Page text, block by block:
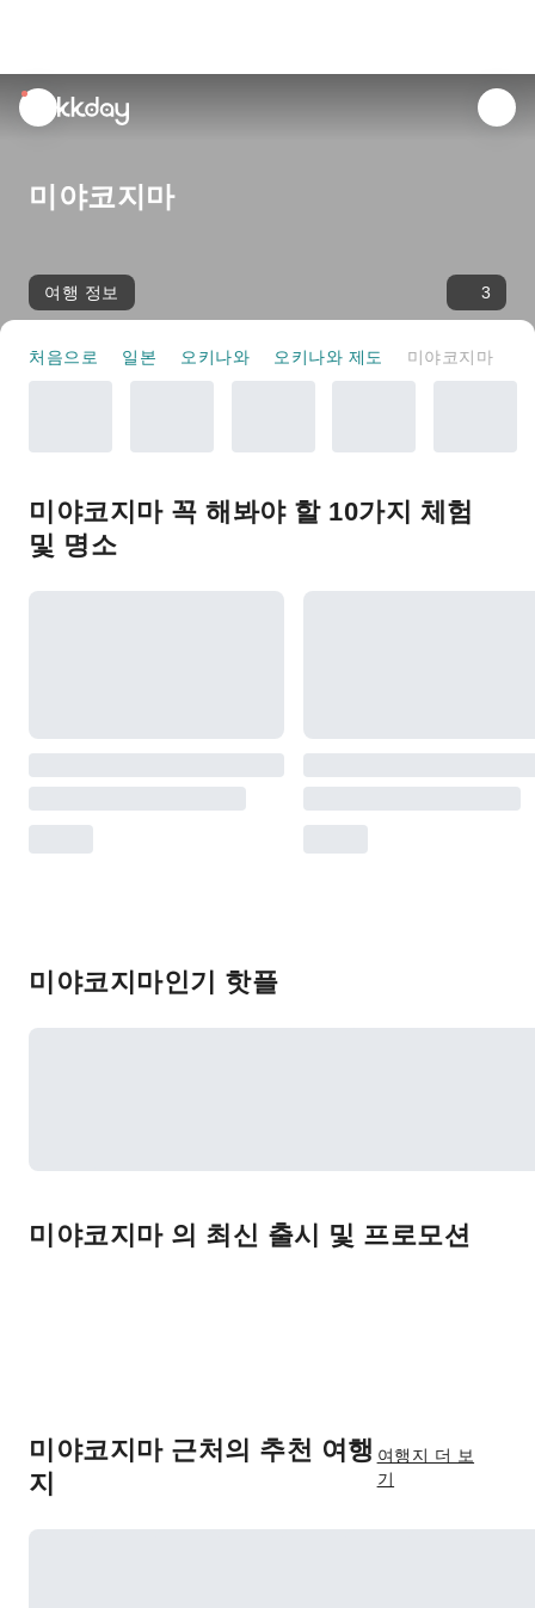
unread
notifications
미야코지마
여행 정보 3
처음으로 일본 오키나와 오키나와 제도 미야코지마
미야코지마 꼭 해봐야 할 10가지 체험
및 명소
미야코지마인기 핫플
미야코지마 의 최신 출시 및 프로모션
미야코지마 근처의 추천 여행
지
여행지 더 보
기